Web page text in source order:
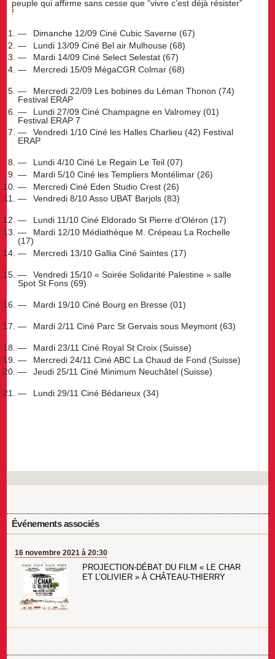
peuple qui affirme sans cesse que “vivre c’est déjà résister”
!
Dimanche 12/09 Ciné Cubic Saverne (67)
Lundi 13/09 Ciné Bel air Mulhouse (68)
Mardi 14/09 Ciné Select Selestat (67)
Mercredi 15/09 MégaCGR Colmar (68)
Mercredi 22/09 Les bobines du Léman Thonon (74)
Festival ERAP
Lundi 27/09 Ciné Champagne en Valromey (01)
Festival ERAP 7
Vendredi 1/10 Ciné les Halles Charlieu (42) Festival
ERAP
Lundi 4/10 Ciné Le Regain Le Teil (07)
Mardi 5/10 Ciné les Templiers Montélimar (26)
Mercredi Ciné Eden Studio Crest (26)
Vendredi 8/10 Asso UBAT Barjols (83)
Lundi 11/10 Ciné Eldorado St Pierre d’Oléron (17)
Mardi 12/10 Médiathèque M. Crépeau La Rochelle
(17)
Mercredi 13/10 Gallia Ciné Saintes (17)
Vendredi 15/10 « Soirée Solidarité Palestine » salle
Spot St Fons (69)
Mardi 19/10 Ciné Bourg en Bresse (01)
Mardi 2/11 Ciné Parc St Gervais sous Meymont (63)
Mardi 23/11 Ciné Royal St Croix (Suisse)
Mercredi 24/11 Ciné ABC La Chaud de Fond (Suisse)
Jeudi 25/11 Ciné Minimum Neuchâtel (Suisse)
Lundi 29/11 Ciné Bédarieux (34)
Événements associés
16 novembre 2021 à 20:30
PROJECTION-DÉBAT DU FILM « LE CHAR
ET L’OLIVIER » À CHÂTEAU-THIERRY